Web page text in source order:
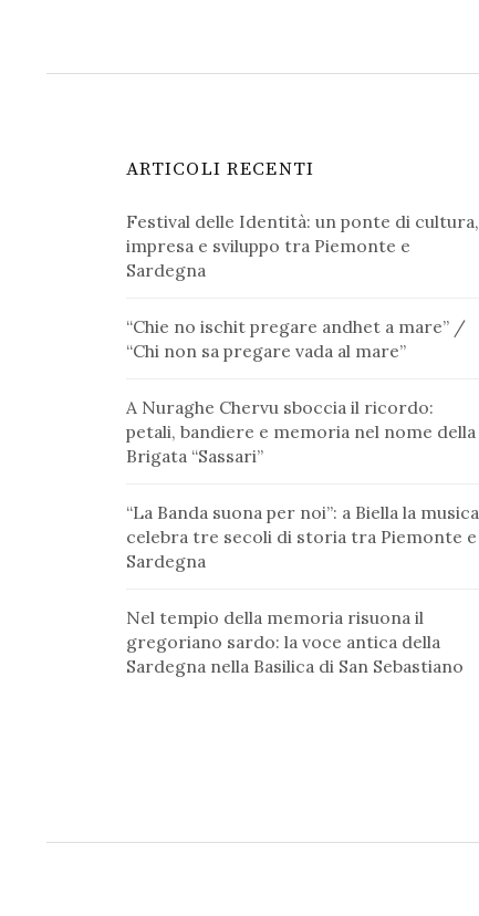
ARTICOLI RECENTI
Festival delle Identità: un ponte di cultura,
impresa e sviluppo tra Piemonte e
Sardegna
“Chie no ischit pregare andhet a mare” /
“Chi non sa pregare vada al mare”
A Nuraghe Chervu sboccia il ricordo:
petali, bandiere e memoria nel nome della
Brigata “Sassari”
“La Banda suona per noi”: a Biella la musica
celebra tre secoli di storia tra Piemonte e
Sardegna
Nel tempio della memoria risuona il
gregoriano sardo: la voce antica della
Sardegna nella Basilica di San Sebastiano